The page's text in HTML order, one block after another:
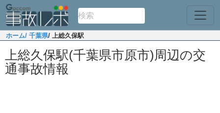
ホーム/ 千葉県/ 上総久保駅
上総久保駅(千葉県市原市)周辺の交
通事故情報